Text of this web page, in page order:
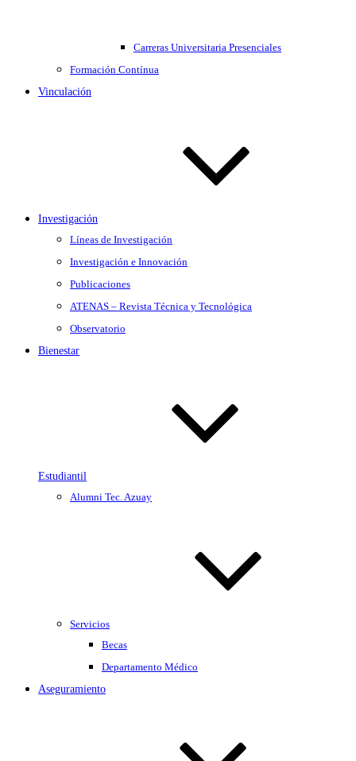
Carreras Universitaria Presenciales
Formación Contínua
Vinculación
Investigación
Líneas de Investigación
Investigación e Innovación
Publicaciones
ATENAS – Revista Técnica y Tecnológica
Observatorio
Bienestar
Estudiantil
Alumni Tec. Azuay
Servicios
Becas
Departamento Médico
Aseguramiento